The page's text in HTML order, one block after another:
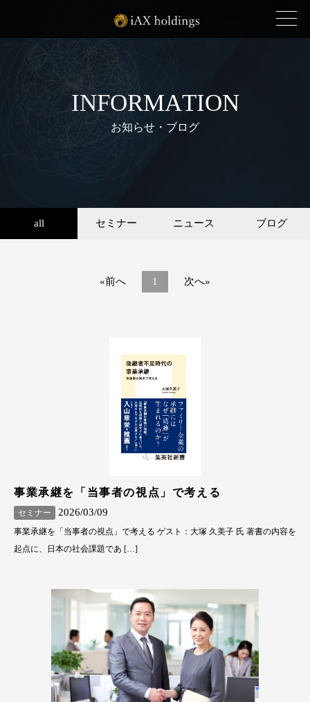
INFORMATION
お知らせ・ブログ
all セミナー ニュース ブログ
«前へ 1 次へ»
事業承継を「当事者の視点」で考える
セミナー 2026/03/09
事業承継を「当事者の視点」で考える ゲスト：大塚 久美子 氏 著書の内容を
起点に、日本の社会課題であ […]